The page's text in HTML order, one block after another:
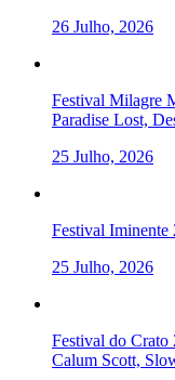
26 Julho, 2026
Festival Milagre
Paradise Lost,
25 Julho, 2026
Festival Iminente
25 Julho, 2026
Festival do Crato
Calum Scott,